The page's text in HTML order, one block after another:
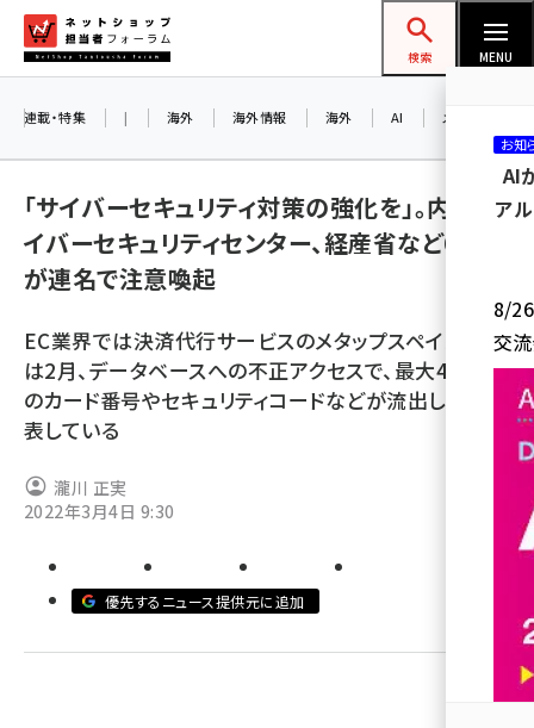
ン
ネットショップ担当者フォーラム
検索 MENU
amazon (2247)
楽天 (1871)
ecbeing (1207)
アスクル (1119)
base (1075)
revico (739)
連載・特集 | 海外 海外情報 海外 AI メタバース
「サイバーセキュリティ対策の強化を」。内閣サ
イバーセキュリティセンター、経産省など6省庁
が連名で注意喚起
EC業界では決済代行サービスのメタップスペイメント
は2月、データベースへの不正アクセスで、最大46万件
のカード番号やセキュリティコードなどが流出したと発
表している
瀧川 正実
2022年3月4日 9:30
優先するニュース提供元に追加
お知
AI
ア
8/26
交